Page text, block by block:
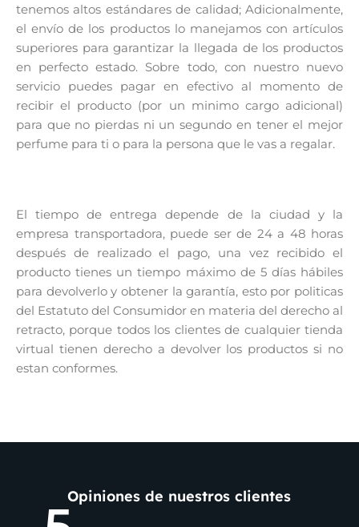
tenemos altos estándares de calidad; Adicionalmente,
el envío de los productos lo manejamos con artículos
superiores para garantizar la llegada de los productos
en perfecto estado. Sobre todo, con nuestro nuevo
servicio puedes pagar en efectivo al momento de
recibir el producto (por un minimo cargo adicional)
para que no pierdas ni un segundo en tener el mejor
perfume para ti o para la persona que le vas a regalar.
El tiempo de entrega depende de la ciudad y la
empresa transportadora, puede ser de 24 a 48 horas
después de realizado el pago, una vez recibido el
producto tienes un tiempo máximo de 5 días hábiles
para devolverlo y obtener la garantía, esto por politicas
del Estatuto del Consumidor en materia del derecho al
retracto, porque todos los clientes de cualquier tienda
virtual tienen derecho a devolver los productos si no
estan conformes.
Opiniones de nuestros clientes